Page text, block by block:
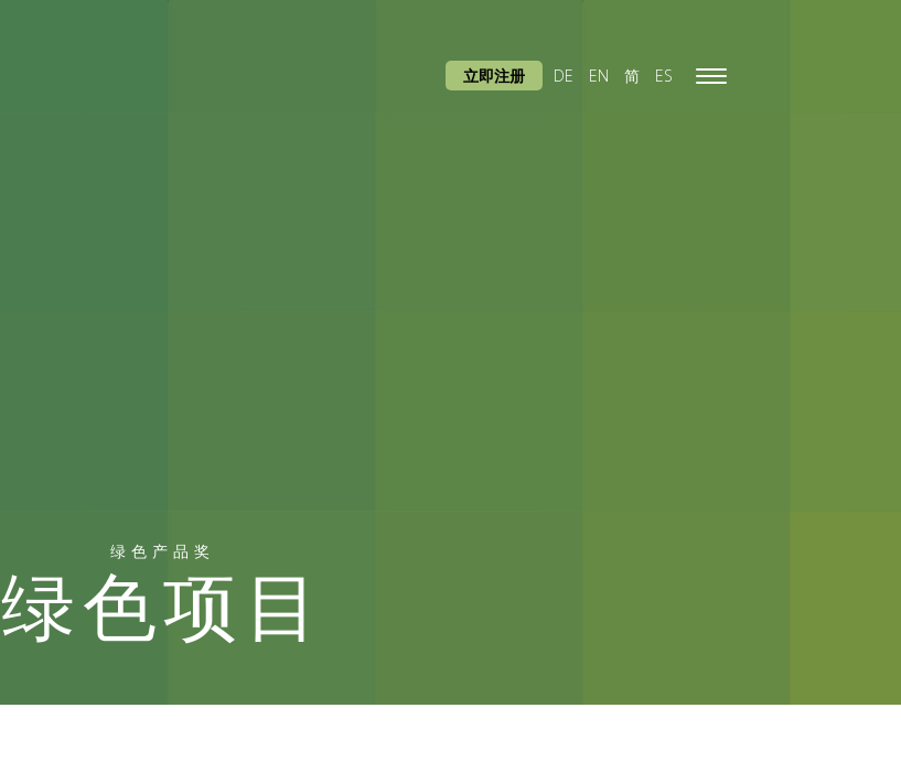
绿色产品奖
绿色项目
Toggle
立即注册 DE EN 简 ES